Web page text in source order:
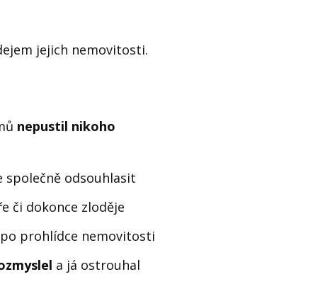
jejich nemovitosti.
nepustil nikoho
odsouhlasit
či dokonce zloděje
prohlídce nemovitosti
a já ostrouhal